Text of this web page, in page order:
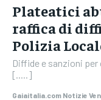
Plateatici
raffica di
Polizia
Diffide e sanzioni
[.....]
Gaiaitalia.com Notizie